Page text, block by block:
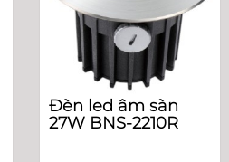
Đèn led âm sàn
27W BNS-2210R